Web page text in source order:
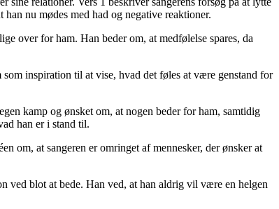
nu mødes med had og negative reaktioner.
over for ham. Han beder om, at medfølelse spares, da
inspiration til at vise, hvad det føles at være genstand for
kamp og ønsket om, at nogen beder for ham, samtidig
han er i stand til.
om, at sangeren er omringet af mennesker, der ønsker at
ved blot at bede. Han ved, at han aldrig vil være en helgen